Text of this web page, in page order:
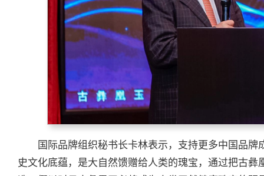
国际品牌组织秘书长卡林表示，支持更多中国品
史文化底蕴，是大自然馈赠给人类的瑰宝，通过把古